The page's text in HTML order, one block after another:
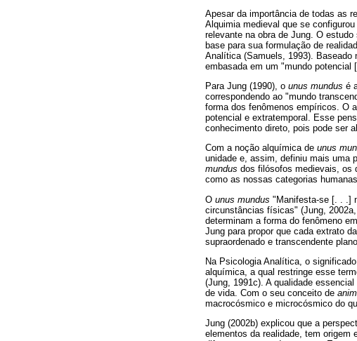
Apesar da importância de todas as
Alquimia medieval que se
relevante na obra de Jung. O
base para sua formulação de
Analítica (Samuels, 1993). Baseado
embasada em um "mundo potencial
Para Jung (1990), o unus mundus é
correspondendo ao "mundo
forma dos fenômenos empíricos. O
potencial e extratemporal. Esse
conhecimento direto, pois pode ser
Com a noção alquímica de unus
unidade e, assim, definiu mais uma
mundus dos filósofos medievais, os
como as nossas categorias
O unus mundus "Manifesta-se [. . .]
circunstâncias físicas" (Jung,
determinam a forma do fenômeno
Jung para propor que cada extrato
supraordenado e transcendente
Na Psicologia Analítica, o
alquímica, a qual restringe esse
(Jung, 1991c). A qualidade
de vida. Com o seu conceito de
macrocósmico e microcósmico do
Jung (2002b) explicou que a
elementos da realidade, tem origem